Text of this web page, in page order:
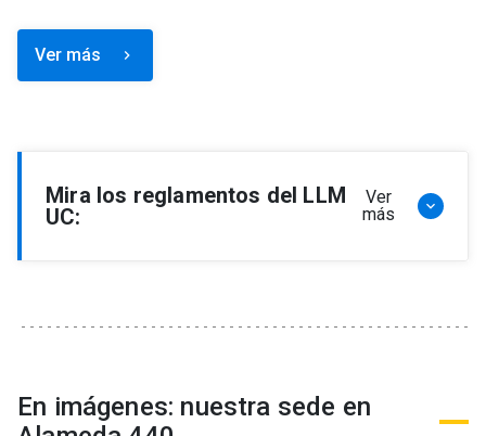
Ver más keyboard_arrow_right
Mira los reglamentos del LLM
UC:
Ver
más
keyboard_arrow_down
Reglamento de Becas y Descuentos Programa
de Magíster en Derecho, LLM
En imágenes: nuestra sede en